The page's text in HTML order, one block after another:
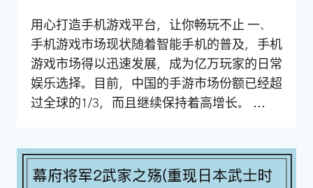
用心打造手机游戏平台，让你畅玩不止 一、
手机游戏市场现状随着智能手机的普及，手机
游戏市场得以迅速发展，成为亿万玩家的日常
娱乐选择。目前，中国的手游市场份额已经超
过全球的1/3，而且继续保持着高增长。 ...